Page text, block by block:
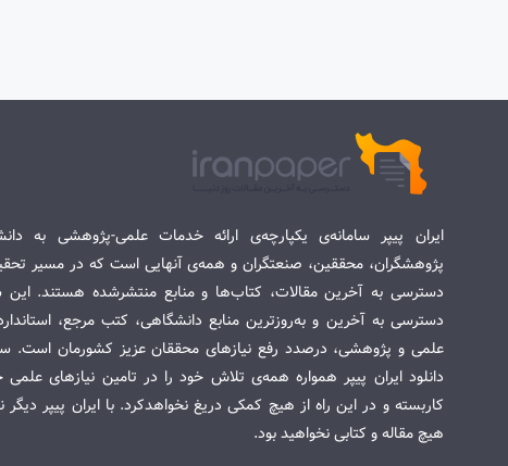
ایران پیپر سامانه‌ی یکپارچه‌ی ارائه خدمات علمی-پژوهشی به
پژوهشگران، محققین، صنعتگران و همه‌ی آنهایی است که در مسیر
دسترسی به آخرین مقالات، کتاب‌ها و منابع منتشرشده هستند. این
دسترسی به آخرین و به‌روزترین منابع دانشگاهی، کتب مرجع،
علمی و پژوهشی، درصدد رفع نیازهای محققان عزیز کشورمان است.
دانلود ایران پیپر همواره همه‌ی تلاش خود را در تامین نیازهای
کاربسته و در این راه از هیچ کمکی دریغ نخواهدکرد. با ایران پیپر
هیچ مقاله و کتابی نخواهید بود.